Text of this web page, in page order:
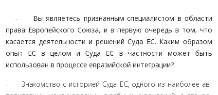
- Вы являетесь признанным специалистом в области
права Европейского Союза, и в первую очередь в том, что
касается деятельности и решений Суда ЕС. Каким обра­зом
опыт ЕС в целом и Суда ЕС в частности может быть
использован в процессе евразийской интеграции?
- Знакомство с историей Суда ЕС, одного из наиболее ав­